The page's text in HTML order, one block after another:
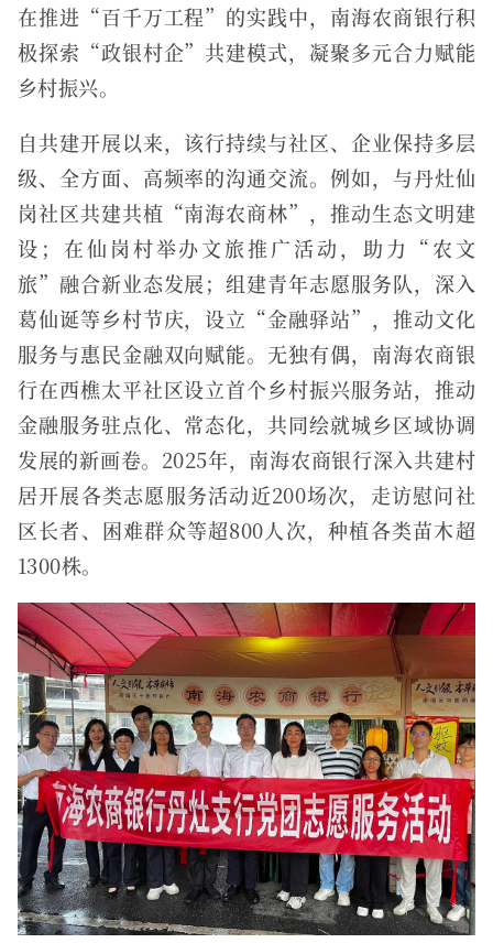
在推进“百千万工程”的实践中，南海农商银行积
极探索“政银村企”共建模式，凝聚多元合力赋能
乡村振兴。
自共建开展以来，该行持续与社区、企业保持多层
级、全方面、高频率的沟通交流。例如，与丹灶仙
岗社区共建共植“南海农商林”，推动生态文明建
设；在仙岗村举办文旅推广活动，助力“农文
旅”融合新业态发展；组建青年志愿服务队，深入
葛仙诞等乡村节庆，设立“金融驿站”，推动文化
服务与惠民金融双向赋能。无独有偶，南海农商银
行在西樵太平社区设立首个乡村振兴服务站，推动
金融服务驻点化、常态化，共同绘就城乡区域协调
发展的新画卷。2025年，南海农商银行深入共建村
居开展各类志愿服务活动近200场次，走访慰问社
区长者、困难群众等超800人次，种植各类苗木超
1300株。